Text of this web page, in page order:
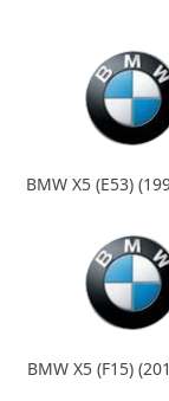
BMW X5 (E53)
BMW X5 (F15)